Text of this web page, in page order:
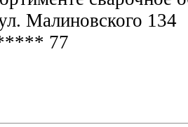
Малиновского 134
77